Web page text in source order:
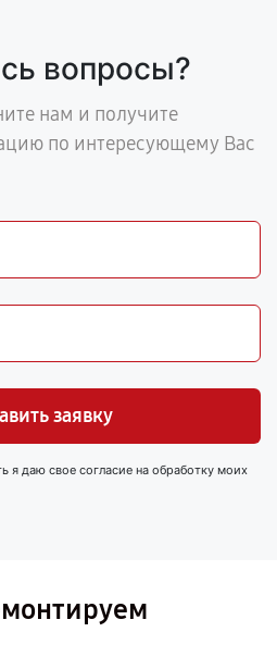
вопросы?
нам и получите
по интересующему Вас
заявку
я даю свое согласие на обработку моих